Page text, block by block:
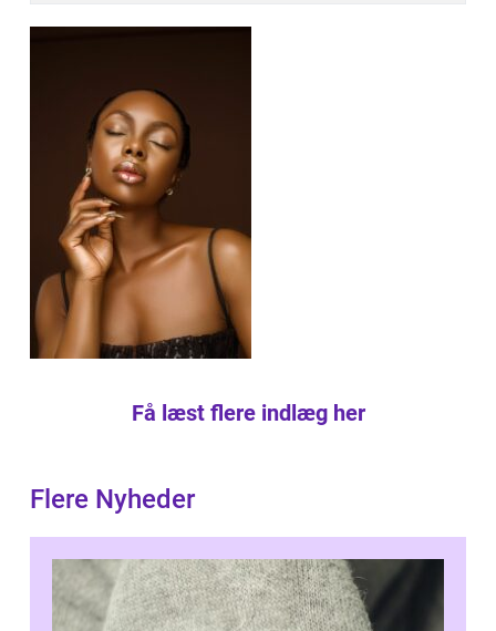
Få læst flere indlæg her
Flere Nyheder